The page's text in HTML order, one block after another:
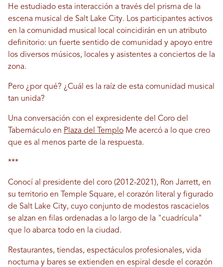
He estudiado esta interacción a través del prisma de la
escena musical de Salt Lake City. Los participantes activos
en la comunidad musical local coincidirán en un atributo
definitorio: un fuerte sentido de comunidad y apoyo entre
los diversos músicos, locales y asistentes a conciertos de la
zona.
Pero ¿por qué? ¿Cuál es la raíz de esta comunidad musical
tan unida?
Una conversación con el expresidente del Coro del
Tabernáculo en Plaza del Templo Me acercó a lo que creo
que es al menos parte de la respuesta.
***
Conocí al presidente del coro (2012-2021), Ron Jarrett, en
su territorio en Temple Square, el corazón literal y figurado
de Salt Lake City, cuyo conjunto de modestos rascacielos
se alzan en filas ordenadas a lo largo de la "cuadrícula"
que lo abarca todo en la ciudad.
Restaurantes, tiendas, espectáculos profesionales, vida
nocturna y bares se extienden en espiral desde el corazón